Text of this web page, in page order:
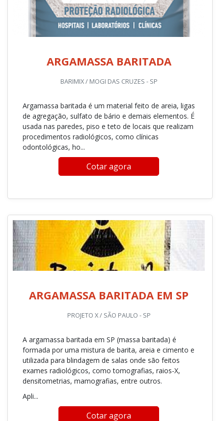
ARGAMASSA BARITADA
BARIMIX / MOGI DAS CRUZES - SP
Argamassa baritada é um material feito de areia, ligas
de agregação, sulfato de bário e demais elementos. É
usada nas paredes, piso e teto de locais que realizam
procedimentos radiológicos, como clínicas
odontológicas, ho...
Cotar agora
ARGAMASSA BARITADA EM SP
PROJETO X / SÃO PAULO - SP
A argamassa baritada em SP (massa baritada) é
formada por uma mistura de barita, areia e cimento e
utilizada para blindagem de salas onde são feitos
exames radiológicos, como tomografias, raios-X,
densitometrias, mamografias, entre outros.
Apli...
Cotar agora